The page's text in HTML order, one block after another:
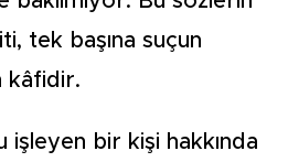
tek başına suçun
kâfidir.
işleyen bir kişi hakkında